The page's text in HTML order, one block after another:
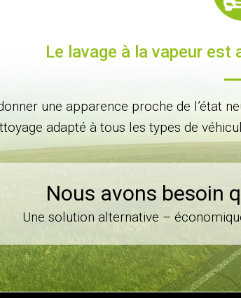
Le lavage à la vapeur
une apparence proche de l’état
adapté à tous les types de
Nous avons besoin
Une solution alternative –